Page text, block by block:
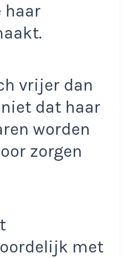
haar
vrijer dan
dat haar
worden
zorgen
met